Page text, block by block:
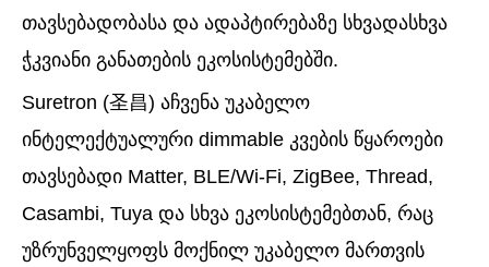
თავსებადობასა და ადაპტირებაზე სხვადასხვა
ჭკვიანი განათების ეკოსისტემებში.
Suretron (圣昌) აჩვენა უკაბელო
ინტელექტუალური dimmable კვების წყაროები
თავსებადი Matter, BLE/Wi-Fi, ZigBee, Thread,
Casambi, Tuya და სხვა ეკოსისტემებთან, რაც
უზრუნველყოფს მოქნილ უკაბელო მართვის